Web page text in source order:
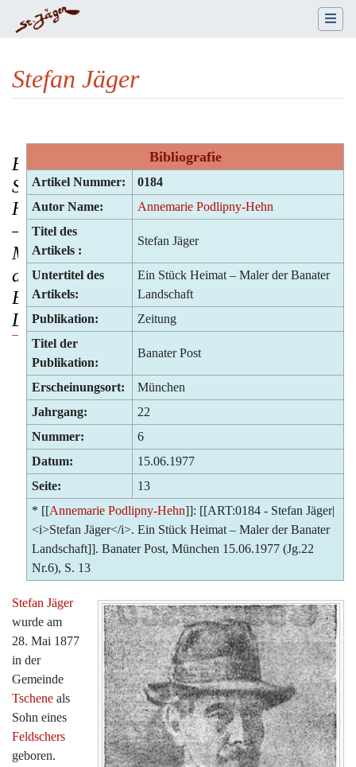
Stefan Jäger
Bibliografie
Artikel Nummer:
0184
Autor Name:
Annemarie Podlipny-Hehn
Titel des
Artikels :
Stefan Jäger
Untertitel des
Artikels:
Ein Stück Heimat – Maler der Banater
Landschaft
Publikation:
Zeitung
Titel der
Publikation:
Banater Post
Erscheinungsort:
München
Jahrgang:
22
Nummer:
6
Datum:
15.06.1977
Seite:
13
* [[Annemarie Podlipny-Hehn]]: [[ART:0184 - Stefan Jäger|
<i>Stefan Jäger</i>. Ein Stück Heimat – Maler der Banater
Landschaft]]. Banater Post, München 15.06.1977 (Jg.22
Nr.6), S. 13
Ein
Stück
Heimat
–
Maler
der
Banater
Landschaft
Stefan Jäger
wurde am
28. Mai 1877
in der
Gemeinde
Tschene als
Sohn eines
Feldschers
geboren.